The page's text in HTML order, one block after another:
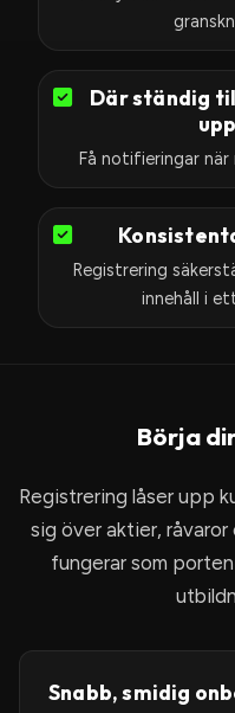
Där ständig
Få notifieringar när
Registrering
innehåll i
Börja
Registrering låser upp
sig över aktier,
fungerar som
Snabb, smidig